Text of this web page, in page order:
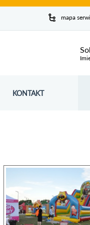
mapa
KONTAKT